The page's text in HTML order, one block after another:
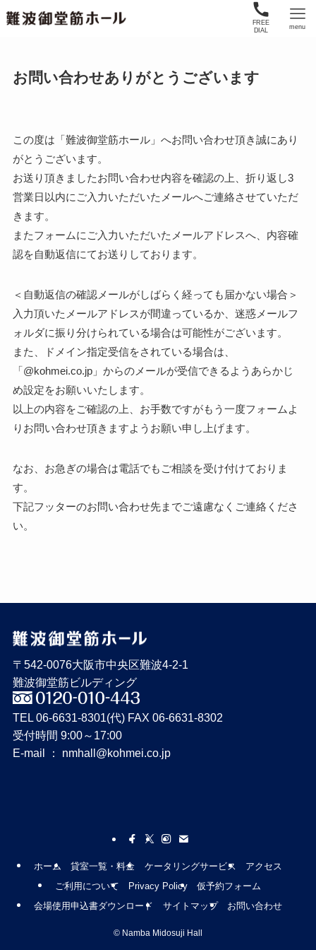
FREE
DIAL
menu
お問い合わせありがとうございます
この度は「難波御堂筋ホール」へお問い合わせ頂き誠にあり
がとうございます。
お送り頂きましたお問い合わせ内容を確認の上、折り返し3
営業日以内にご入力いただいたメールへご連絡させていただ
きます。
またフォームにご入力いただいたメールアドレスへ、内容確
認を自動返信にてお送りしております。
＜自動返信の確認メールがしばらく経っても届かない場合＞
入力頂いたメールアドレスが間違っているか、迷惑メールフ
ォルダに振り分けられている場合は可能性がございます。
また、ドメイン指定受信をされている場合は、
「@kohmei.co.jp」からのメールが受信できるようあらかじ
め設定をお願いいたします。
以上の内容をご確認の上、お手数ですがもう一度フォームよ
りお問い合わせ頂きますようお願い申し上げます。
なお、お急ぎの場合は電話でもご相談を受け付けておりま
す。
下記フッターのお問い合わせ先までご遠慮なくご連絡くださ
い。
〒542-0076大阪市中央区難波4-2-1
難波御堂筋ビルディング
TEL 06-6631-8301(代) FAX 06-6631-8302
受付時間 9:00～17:00
E-mail ： nmhall@kohmei.co.jp
ホーム 貸室一覧・料金 ケータリングサービス
アクセス
ご利用について
Privacy Policy
仮予約フォーム
会場使用申込書ダウンロード
サイトマップ お問い合わせ
© Namba Midosuji Hall